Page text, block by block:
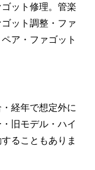
ット修理。管楽
ット調整・ファ
ア・ファゴット
経年で想定外に
旧モデル・ハイ
ることもありま